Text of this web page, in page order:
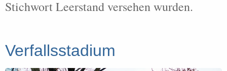
Stichwort Leerstand versehen wurden.
Verfallsstadium